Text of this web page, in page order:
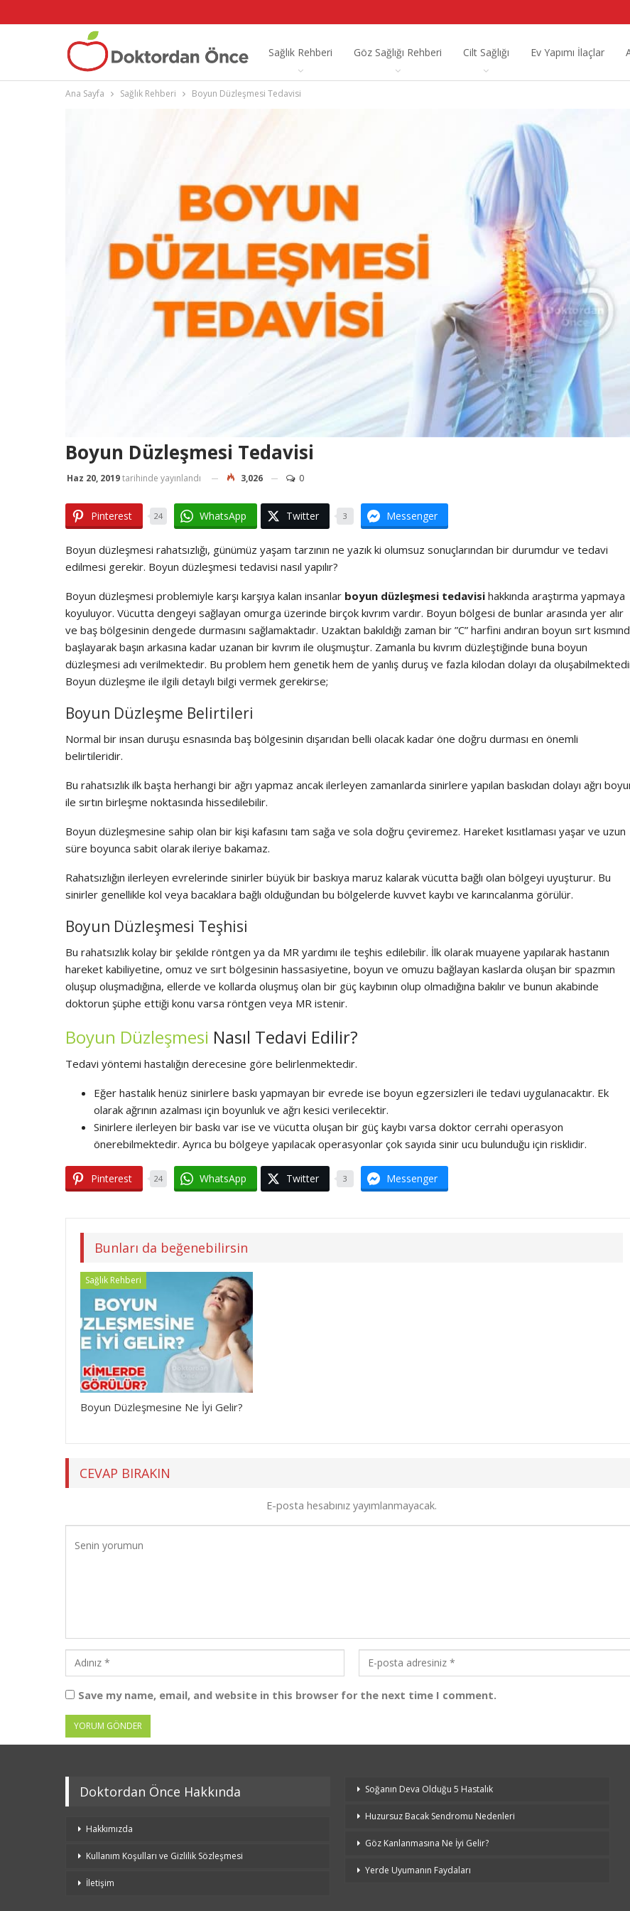
Sağlık Rehberi Göz Sağlığı Rehberi Cilt Sağlığı Ev Yapımı İlaçlar
Ana Sayfa Sağlık Rehberi Boyun Düzleşmesi Tedavisi
Boyun Düzleşmesi Tedavisi
Haz 20, 2019tarihinde yayınlandı 3,026 0
Pinterest 24 WhatsApp Twitter 3 Messenger
Boyun düzleşmesi rahatsızlığı, günümüz yaşam tarzının ne yazık ki olumsuz sonuçlarından bir durumdur ve tedavi
edilmesi gerekir. Boyun düzleşmesi tedavisi nasıl yapılır?
Boyun düzleşmesi problemiyle karşı karşıya kalan insanlar boyun düzleşmesi tedavisi hakkında araştırma yapmaya
koyuluyor. Vücutta dengeyi sağlayan omurga üzerinde birçok kıvrım vardır. Boyun bölgesi de bunlar arasında yer alır
ve baş bölgesinin dengede durmasını sağlamaktadır. Uzaktan bakıldığı zaman bir ”C” harfini andıran boyun sırt
başlayarak başın arkasına kadar uzanan bir kıvrım ile oluşmuştur. Zamanla bu kıvrım düzleştiğinde buna boyun
düzleşmesi adı verilmektedir. Bu problem hem genetik hem de yanlış duruş ve fazla kilodan dolayı da
Boyun düzleşme ile ilgili detaylı bilgi vermek gerekirse;
Boyun Düzleşme Belirtileri
Normal bir insan duruşu esnasında baş bölgesinin dışarıdan belli olacak kadar öne doğru durması en önemli
belirtileridir.
Bu rahatsızlık ilk başta herhangi bir ağrı yapmaz ancak ilerleyen zamanlarda sinirlere yapılan baskıdan dolayı ağrı
ile sırtın birleşme noktasında hissedilebilir.
Boyun düzleşmesine sahip olan bir kişi kafasını tam sağa ve sola doğru çeviremez. Hareket kısıtlaması yaşar ve uzun
süre boyunca sabit olarak ileriye bakamaz.
Rahatsızlığın ilerleyen evrelerinde sinirler büyük bir baskıya maruz kalarak vücutta bağlı olan bölgeyi uyuşturur. Bu
sinirler genellikle kol veya bacaklara bağlı olduğundan bu bölgelerde kuvvet kaybı ve karıncalanma görülür.
Boyun Düzleşmesi Teşhisi
Bu rahatsızlık kolay bir şekilde röntgen ya da MR yardımı ile teşhis edilebilir. İlk olarak muayene yapılarak hastanın
hareket kabiliyetine, omuz ve sırt bölgesinin hassasiyetine, boyun ve omuzu bağlayan kaslarda oluşan bir spazmın
oluşup oluşmadığına, ellerde ve kollarda oluşmuş olan bir güç kaybının olup olmadığına bakılır ve bunun akabinde
doktorun şüphe ettiği konu varsa röntgen veya MR istenir.
Boyun Düzleşmesi Nasıl Tedavi Edilir?
Tedavi yöntemi hastalığın derecesine göre belirlenmektedir.
Eğer hastalık henüz sinirlere baskı yapmayan bir evrede ise boyun egzersizleri ile tedavi uygulanacaktır. Ek
olarak ağrının azalması için boyunluk ve ağrı kesici verilecektir.
Sinirlere ilerleyen bir baskı var ise ve vücutta oluşan bir güç kaybı varsa doktor cerrahi operasyon
önerebilmektedir. Ayrıca bu bölgeye yapılacak operasyonlar çok sayıda sinir ucu bulunduğu için risklidir.
Pinterest 24 WhatsApp Twitter 3 Messenger
Bunları da beğenebilirsin
Sağlık Rehberi
Boyun Düzleşmesine Ne İyi Gelir?
CEVAP BIRAKIN
E-posta hesabınız yayımlanmayacak.
Save my name, email, and website in this browser for the next time I comment.
Doktordan Önce Hakkında
Hakkımızda
Kullanım Koşulları ve Gizlilik Sözleşmesi
İletişim
Soğanın Deva Olduğu 5 Hastalık
Huzursuz Bacak Sendromu Nedenleri
Göz Kanlanmasına Ne İyi Gelir?
Yerde Uyumanın Faydaları